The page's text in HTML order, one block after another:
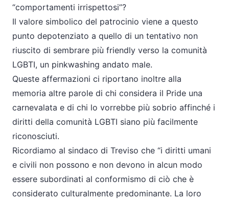
“comportamenti irrispettosi”?
Il valore simbolico del patrocinio viene a questo
punto depotenziato a quello di un tentativo non
riuscito di sembrare più friendly verso la comunità
LGBTI, un pinkwashing andato male.
Queste affermazioni ci riportano inoltre alla
memoria altre parole di chi considera il Pride una
carnevalata e di chi lo vorrebbe più sobrio affinché i
diritti della comunità LGBTI siano più facilmente
riconosciuti.
Ricordiamo al sindaco di Treviso che “i diritti umani
e civili non possono e non devono in alcun modo
essere subordinati al conformismo di ciò che è
considerato culturalmente predominante. La loro